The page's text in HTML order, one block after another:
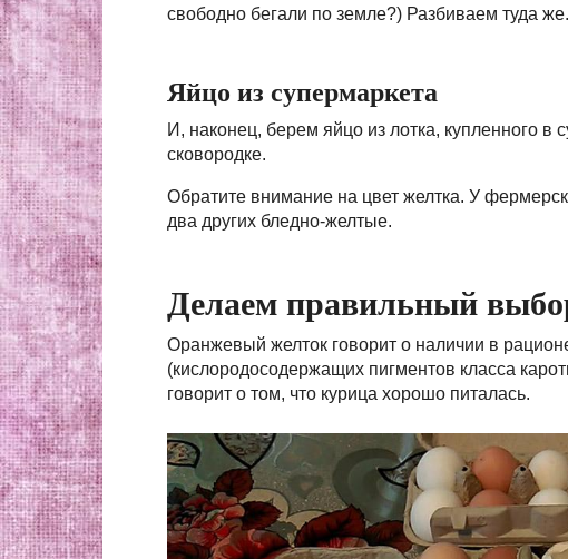
свободно бегали по земле?) Разбиваем туда же.
Яйцо из супермаркета
И, наконец, берем яйцо из лотка, купленного в
сковородке.
Обратите внимание на цвет желтка. У
два других бледно-желтые.
Делаем правильный
Оранжевый желток говорит о наличии в
(кислородосодержащих пигментов класса
говорит о том, что курица хорошо питалась.